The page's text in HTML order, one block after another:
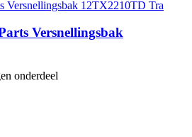
Versnellingsbak
onderdeel